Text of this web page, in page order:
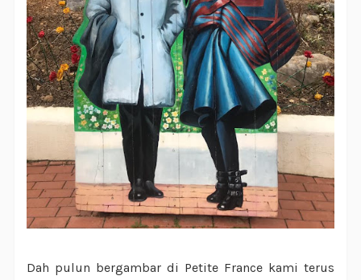
Dah pulun bergambar di Petite France kami terus